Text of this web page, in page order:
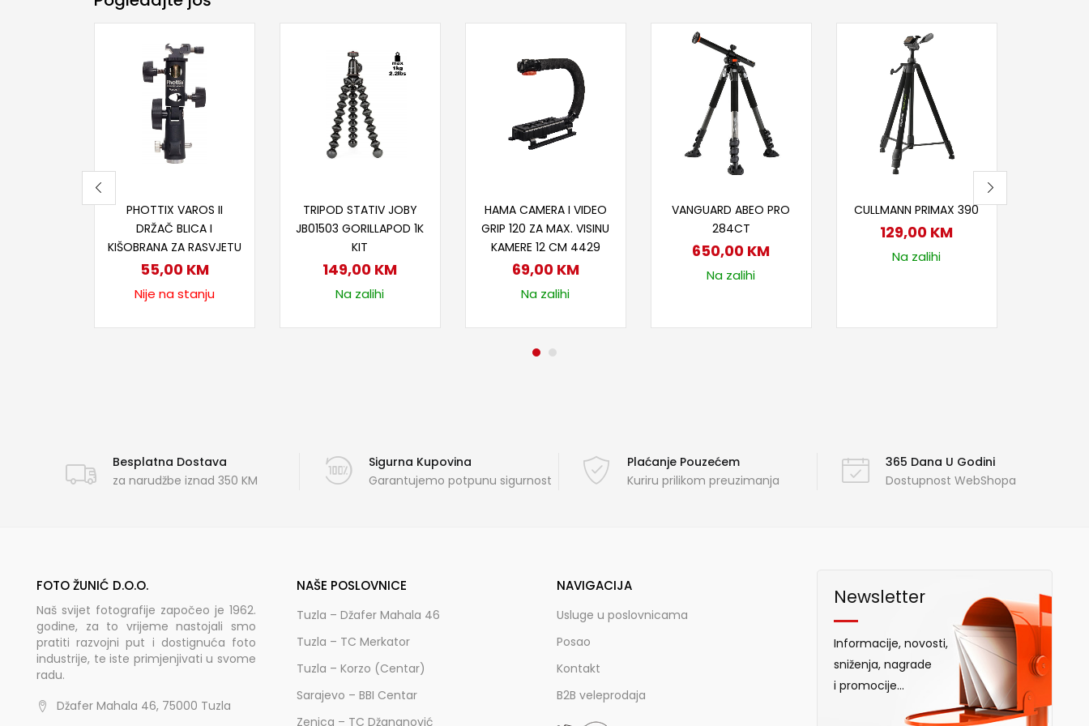
PHOTTIX VAROS II
DRŽAČ BLICA I
KIŠOBRANA ZA RASVJETU
55,00 KM
Nije na stanju
TRIPOD STATIV JOBY
JB01503 GORILLAPOD 1K
KIT
149,00 KM
Na zalihi
HAMA CAMERA I VIDEO
GRIP 120 ZA MAX. VISINU
KAMERE 12 CM 4429
69,00 KM
Na zalihi
VANGUARD ABEO PRO
284CT
650,00 KM
Na zalihi
CULLMANN PRIMAX 390
129,00 KM
Na zalihi
Besplatna Dostava
za narudžbe iznad 350 KM
Sigurna Kupovina
Garantujemo potpunu sigurnost
Plaćanje Pouzećem
Kuriru prilikom preuzimanja
365 Dana U Godini
Dostupnost WebShopa
FOTO ŽUNIĆ D.O.O.
Naš svijet fotografije započeo je 1962.
godine, za to vrijeme nastojali smo
pratiti razvojni put i dostignuća foto
industrije, te iste primjenjivati u svome
radu.
Džafer Mahala 46, 75000 Tuzla
NAŠE POSLOVNICE
Tuzla – Džafer Mahala 46
Tuzla – TC Merkator
Tuzla – Korzo (Centar)
Sarajevo – BBI Centar
Zenica – TC Džananović
NAVIGACIJA
Usluge u poslovnicama
Posao
Kontakt
B2B veleprodaja
Newsletter
Informacije, novosti,
sniženja, nagrade
i promocije...